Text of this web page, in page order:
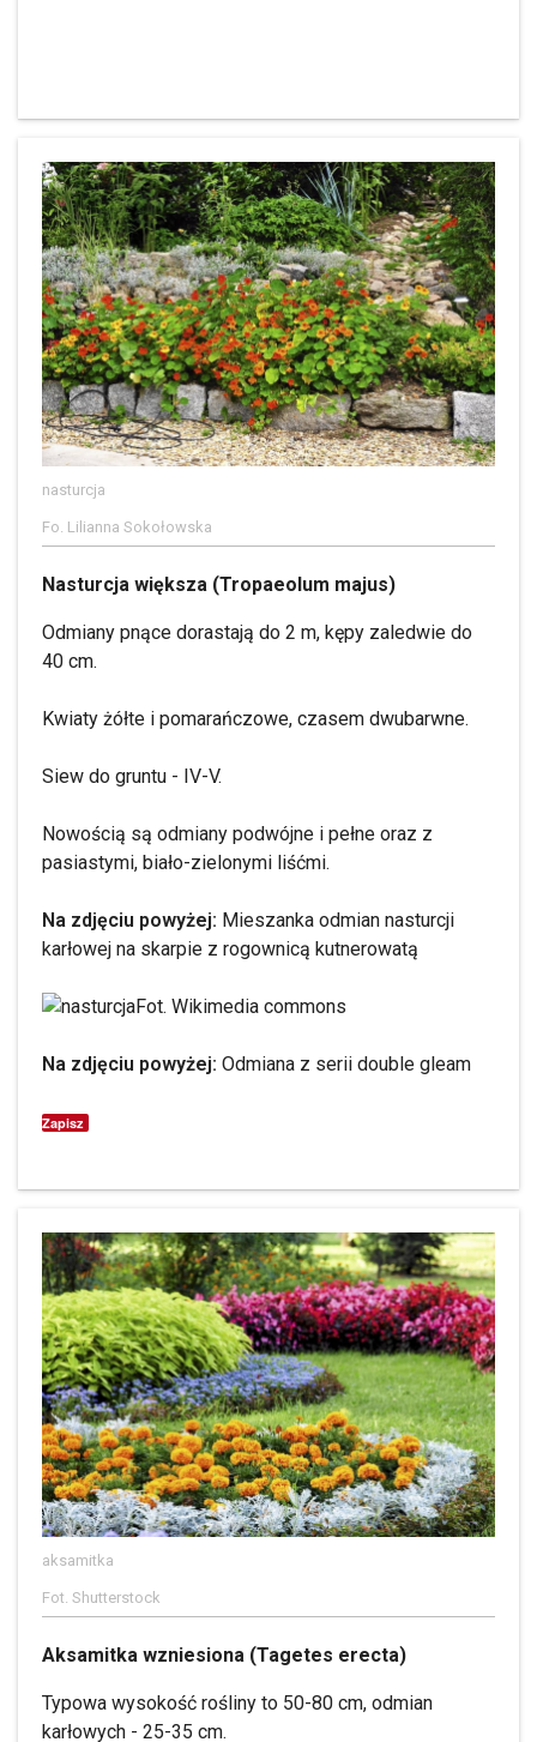
nasturcja
Fo. Lilianna Sokołowska
Nasturcja większa (Tropaeolum majus)
Odmiany pnące dorastają do 2 m, kępy zaledwie do
40 cm.
Kwiaty żółte i pomarańczowe, czasem dwubarwne.
Siew do gruntu - IV-V.
Nowością są odmiany podwójne i pełne oraz z
pasiastymi, biało-zielonymi liśćmi.
Na zdjęciu powyżej: Mieszanka odmian nasturcji
karłowej na skarpie z rogownicą kutnerowatą
Fot. Wikimedia commons
Na zdjęciu powyżej: Odmiana z serii double gleam
Zapisz
aksamitka
Fot. Shutterstock
Aksamitka wzniesiona (Tagetes erecta)
Typowa wysokość rośliny to 50-80 cm, odmian
karłowych - 25-35 cm.